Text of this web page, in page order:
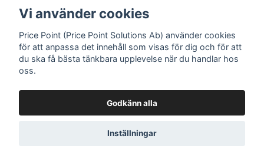
Nothing Phone 3a tillbehör som är
värda köpet
Du märker det oftast först efter första tappet, första repan eller
första gången batteriet börjar sina mitt på...
Läs mer
Vi använder cookies
Price Point (Price Point Solutions Ab) använder cookies
för att anpassa det innehåll som visas för dig och för att
du ska få bästa tänkbara upplevelse när du handlar hos
oss.
Godkänn alla
Inställningar